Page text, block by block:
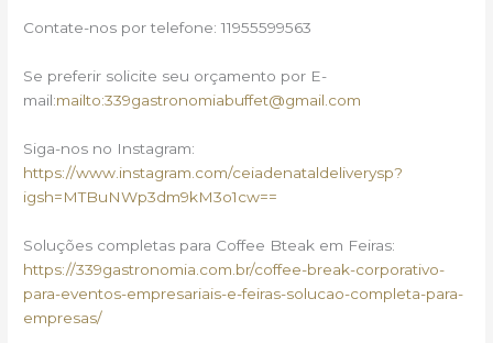
Contate-nos por telefone: 11955599563
Se preferir solicite seu orçamento por E-
mail:mailto:339gastronomiabuffet@gmail.com
Siga-nos no Instagram:
https://www.instagram.com/ceiadenataldeliverysp?
igsh=MTBuNWp3dm9kM3o1cw==
Soluções completas para Coffee Bteak em Feiras:
https://339gastronomia.com.br/coffee-break-corporativo-
para-eventos-empresariais-e-feiras-solucao-completa-para-
empresas/